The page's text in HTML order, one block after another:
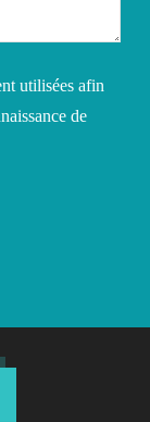
utilisées afin
de